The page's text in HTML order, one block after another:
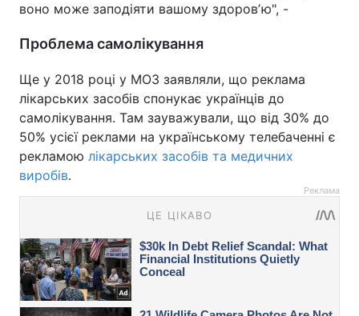
воно може заподіяти вашому здоровʼю", -
Проблема самолікування
Ще у 2018 році у МОЗ заявляли, що реклама
лікарських засобів спонукає українців до
самолікування. Там зауважували, що від 30% до
50% усієї реклами на українському телебаченні є
рекламою лікарських засобів та медичних
виробів.
Реклама